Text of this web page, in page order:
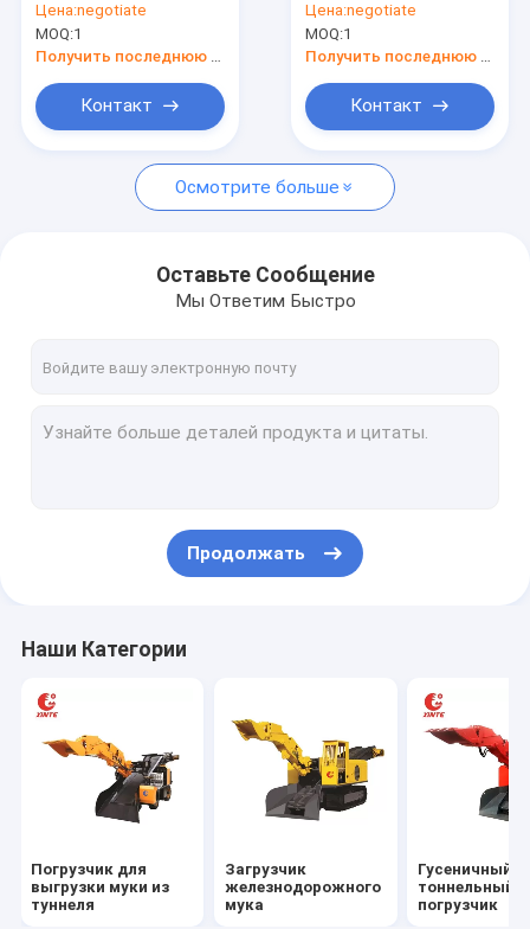
Погрузчик для выгрузки муки из туннеля
Загрузчик железнодорожного мука
Подземный горный экскаватор
Цена:negotiate
MOQ:1
Получить последнюю цену
Контакт
Цена:negotiate
MOQ:1
Получить последнюю цену
Контакт
Осмотрите больше
Оставьте Сообщение
Мы Ответим Быстро
Продолжать
Наши Категории
Погрузчик для
выгрузки муки из
туннеля
Загрузчик
железнодорожного
мука
Гусеничный
тоннельный
погрузчик